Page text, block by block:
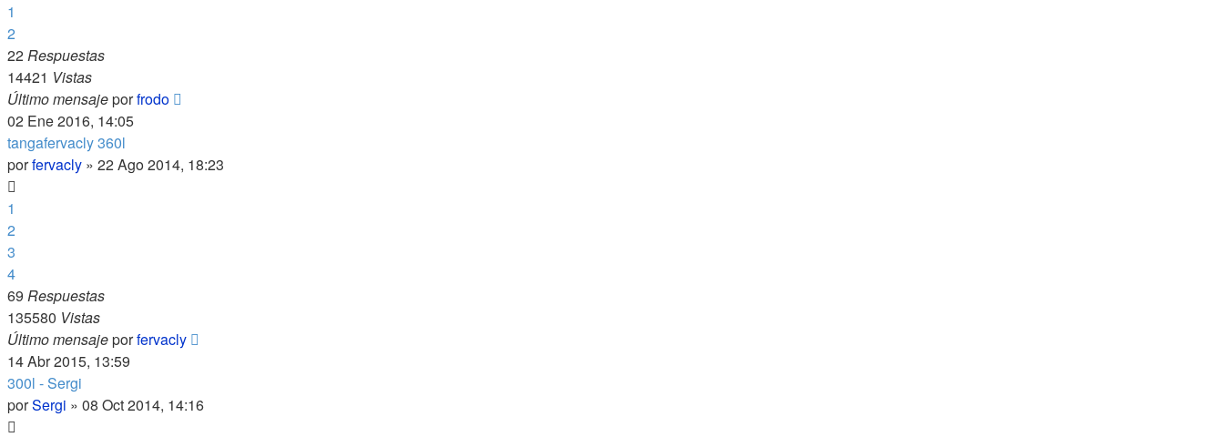
1
2
22Respuestas
14421 Vistas
Último mensajeporfrodo
02 Ene 2016, 14:05
tangafervacly 360l
porfervacly » 22 Ago 2014, 18:23
1
2
3
4
69 Respuestas
135580 Vistas
Último mensajeporfervacly
14 Abr 2015, 13:59
300l - Sergi
porSergi » 08 Oct 2014, 14:16